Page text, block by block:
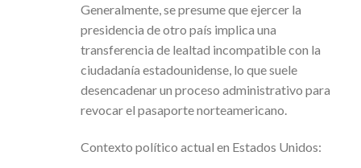
Generalmente, se presume que ejercer la
presidencia de otro país implica una
transferencia de lealtad incompatible con la
ciudadanía estadounidense, lo que suele
desencadenar un proceso administrativo para
revocar el pasaporte norteamericano.
Contexto político actual en Estados Unidos: